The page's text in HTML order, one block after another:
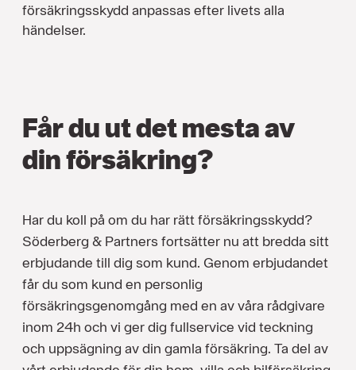
försäkringsskydd anpassas efter livets alla
händelser.
Får du ut det mesta av
din försäkring?
Har du koll på om du har rätt försäkringsskydd?
Söderberg & Partners fortsätter nu att bredda sitt
erbjudande till dig som kund. Genom erbjudandet
får du som kund en personlig
försäkringsgenomgång med en av våra rådgivare
inom 24h och vi ger dig fullservice vid teckning
och uppsägning av din gamla försäkring. Ta del av